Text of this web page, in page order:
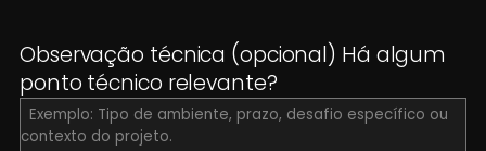
Observação técnica (opcional) Há algum
ponto técnico relevante?